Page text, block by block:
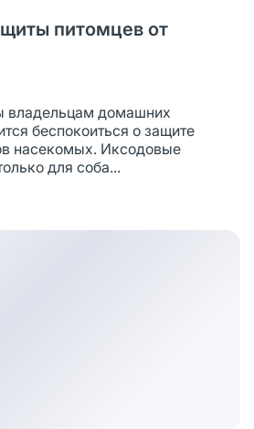
питомцев от
владельцам домашних
беспокоиться о защите
насекомых. Иксодовые
для соба...